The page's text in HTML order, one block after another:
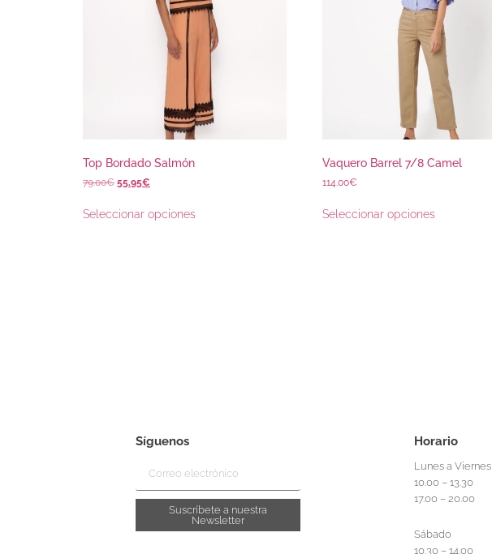
Top Bordado Salmón
79.00€ 55.95€
Seleccionar opciones
Vaquero Barrel 7/8 Camel
114.00€
Seleccionar opciones
Síguenos
Suscríbete a nuestra
Newsletter
Horario
Lunes a Viernes
10.00 – 13.30
17.00 – 20.00
Sábado
10.30 – 14.00